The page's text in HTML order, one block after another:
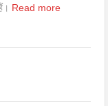
Read more